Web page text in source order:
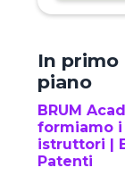
In primo
piano
BRUM
formiamo
istruttori |
Patenti